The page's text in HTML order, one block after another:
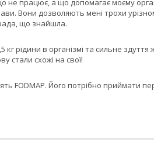
не працює, а що допомагає моєму
Вони дозволяють мені трохи
рада, що знайшла.
рідини в організмі та сильне
стали схожі на свої!
FODMAP. Його потрібно приймати